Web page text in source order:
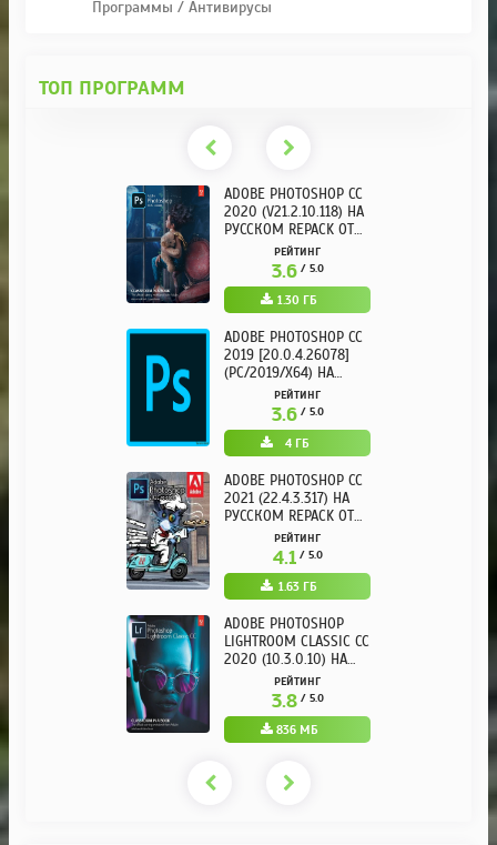
Программы / Антивирусы
ТОП ПРОГРАММ
ADOBE PHOTOSHOP CC
2020 (V21.2.10.118) НА
РУССКОМ REPACK ОТ
KPOJIUKРЕЙТИНГ
3.6/ 5.0
1.30 ГБ
ADOBE PHOTOSHOP CC
2019 [20.0.4.26078]
(PC/2019/X64) НА
РУССКОМРЕЙТИНГ
3.6/ 5.0
4 ГБ
ADOBE PHOTOSHOP CC
2021 (22.4.3.317) НА
РУССКОМ REPACK ОТ
KPOJIUKРЕЙТИНГ
4.1 / 5.0
1.63 ГБ
ADOBE PHOTOSHOP
LIGHTROOM CLASSIC CC
2020 (10.3.0.10) НА
РУССКОМ REPACK ОТ
KPOJIUK
РЕЙТИНГ
3.8 / 5.0
836 МБ